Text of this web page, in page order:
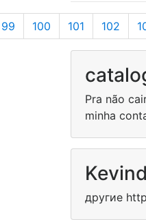
99 100 101 102
Pra não
minha
другие